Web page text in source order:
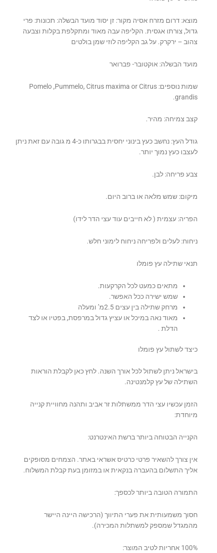
מוצא: דרום מזרח אסיה מקור: זן יסוד מועד הבשלה: תכונות: פרי
גדול, צורתו אגסית. הקליפה עבה מאוד ומתקלפת בקלות וצבעה
צהוב – ירקרק. על גב הקליפה לוזי שמן בולטים
מועד הבשלה: אוקטובר- פברואר
שמות נוספים: Pomelo ,Pummelo, Citrus maxima or Citrus
grandis.
קצב צמיחה: מהיר.
גודל העץ: נחשב כעץ בינוני יחסית בבגרותו כ-4 מ גובה עם זאת ניתן
לעצבו כעץ נמוך יותר.
צבע פריחה: לבן.
מיקום: שמש מלאה או ברוב היום.
הפריה: עצמית ( לא חייבים עוד עצי הדר לידו)
ניחוח: לעלים ולפריחה ניחוח לימוני חלש.
תנאי שתילה עץ פומלו
מתאים כמעט לכל הקרקעות.
שמש ישירה ככל האפשר.
מרחק שתילה בין עצים 2.5מ’ ומעלה
מאוד נאה במיכל או עציץ גדול במרפסת, בפטיו או לצד
הדלת .
כיצד לשתול עץ פומלו
בישראל ניתן לשתול לכל אורך השנה. לחץ כאן לקבלת הוראות
השתילה של עץ קלמנטינה.
הזמן עכשיו עצי הדר ממשתלות זר אביב ותהנה מחוויית קנייה
מיוחדת:
הקנייה הבטוחה ביותר ברשת האינטרנט:
אין צורך להשאיר פרטי כרטיס אשראי באתר. הצמחים מסופקים
אליך התשלום בהעברה בנקאית או במזומן בעת קבלת המשלוח.
התמורה הטובה ביותר לכספך:
חסוך משמעותית את פערי התיווך (הרכישה היינה היישר
מהמגדל שמספק למשתלות המכירה).
100% אחריות לטיב המוצר: